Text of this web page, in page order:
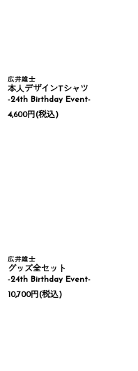
広井雄士
本人デザインTシャツ
-24th Birthday Event-
4,600円(税込)
広井雄士
グッズ全セット
-24th Birthday Event-
10,700円(税込)